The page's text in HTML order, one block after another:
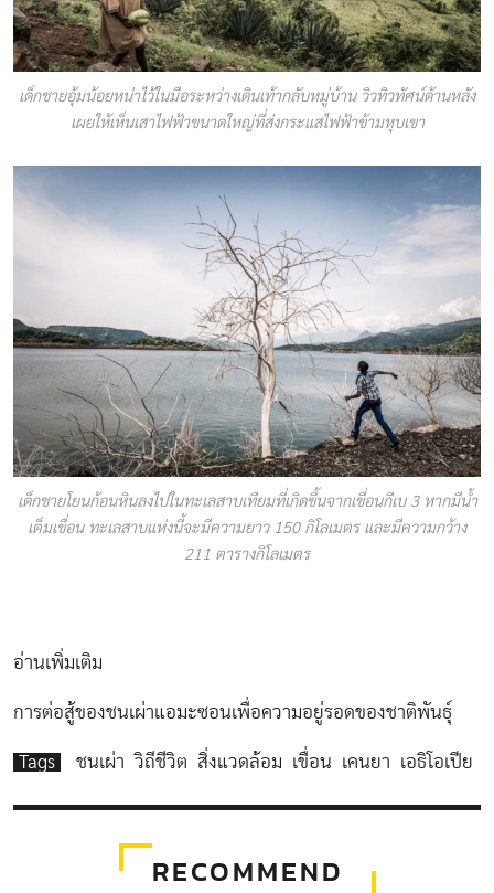
เด็กชายอุ้มน้อยหน่าไว้ในมือระหว่างเดินเท้ากลับหมู่บ้าน วิวทิวทัศน์ด้านหลัง
เผยให้เห็นเสาไฟฟ้าขนาดใหญ่ที่ส่งกระแสไฟฟ้าข้ามหุบเขา
เด็กชายโยนก้อนหินลงไปในทะเลสาบเทียมที่เกิดขึ้นจากเขื่อนกีเบ 3 หากมีน้ำ
เต็มเขื่อน ทะเลสาบแห่งนี้จะมีความยาว 150 กิโลเมตร และมีความกว้าง
211 ตารางกิโลเมตร
อ่านเพิ่มเติม
การต่อสู้ของชนเผ่าแอมะซอนเพื่อความอยู่รอดของชาติพันธุ์
Tags ชนเผ่า วิถีชีวิต สิ่งแวดล้อม เขื่อน เคนยา เอธิโอเปีย
RECOMMEND